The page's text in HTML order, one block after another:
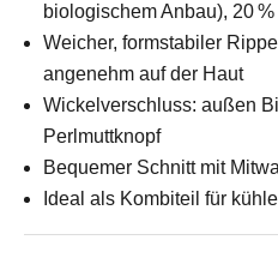
biologischem Anbau), 20
Weicher, formstabiler
angenehm auf der Haut
Wickelverschluss: außen
Perlmuttknopf
Bequemer Schnitt mit
Ideal als Kombiteil für